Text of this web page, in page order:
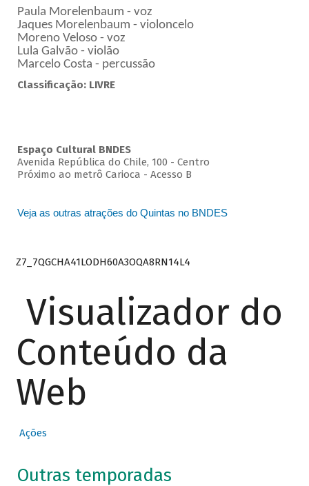
Paula Morelenbaum - voz
Jaques Morelenbaum - violoncelo
Moreno Veloso - voz
Lula Galvão - violão
Marcelo Costa - percussão
Classificação: LIVRE
Espaço Cultural BNDES
Avenida República do Chile, 100 - Centro
Próximo ao metrô Carioca - Acesso B
Veja as outras atrações do Quintas no BNDES
Z7_7QGCHA41LODH60A3OQA8RN14L4
Visualizador do
Conteúdo da
Web
Ações
Outras temporadas